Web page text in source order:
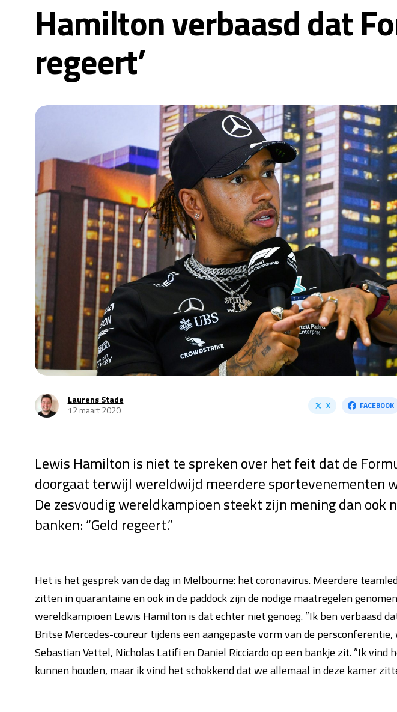
Hamilton verbaasd dat
regeert’
Laurens Stade
12 maart 2020
X FACEBOOK
Lewis Hamilton is niet te spreken over het feit dat de
doorgaat terwijl wereldwijd meerdere sportevenementen
De zesvoudig wereldkampioen steekt zijn mening dan ook
banken: “Geld regeert.”
Het is het gesprek van de dag in Melbourne: het coronavirus. Meerdere
zitten in quarantaine en ook in de paddock zijn de nodige maatregelen
wereldkampioen Lewis Hamilton is dat echter niet genoeg. ”Ik ben verbaasd
Britse Mercedes-coureur tijdens een aangepaste vorm van de
Sebastian Vettel, Nicholas Latifi en Daniel Ricciardo op een bankje zit. ”Ik vind
kunnen houden, maar ik vind het schokkend dat we allemaal in deze kamer